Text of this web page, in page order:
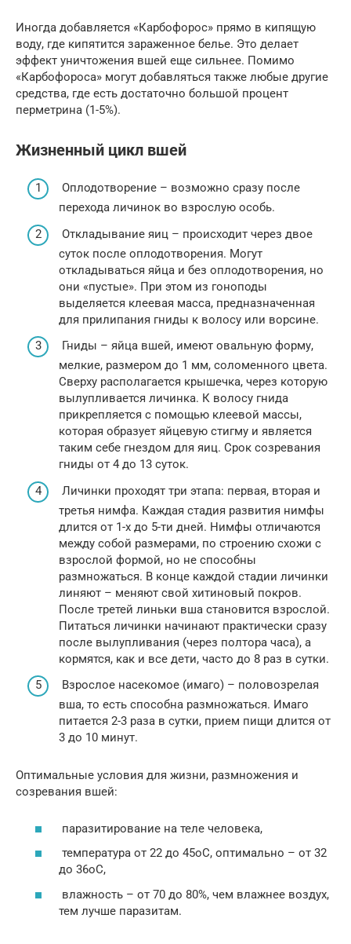
Иногда добавляется «Карбофорос» прямо в кипящую
воду, где кипятится зараженное белье. Это делает
эффект уничтожения вшей еще сильнее. Помимо
«Карбофороса» могут добавляться также любые другие
средства, где есть достаточно большой процент
перметрина (1-5%).
Жизненный цикл вшей
Оплодотворение – возможно сразу после
перехода личинок во взрослую особь.
Откладывание яиц – происходит через двое
суток после оплодотворения. Могут
откладываться яйца и без оплодотворения, но
они «пустые». При этом из гоноподы
выделяется клеевая масса, предназначенная
для прилипания гниды к волосу или ворсине.
Гниды – яйца вшей, имеют овальную форму,
мелкие, размером до 1 мм, соломенного цвета.
Сверху располагается крышечка, через которую
вылупливается личинка. К волосу гнида
прикрепляется с помощью клеевой массы,
которая образует яйцевую стигму и является
таким себе гнездом для яиц. Срок созревания
гниды от 4 до 13 суток.
Личинки проходят три этапа: первая, вторая и
третья нимфа. Каждая стадия развития нимфы
длится от 1-х до 5-ти дней. Нимфы отличаются
между собой размерами, по строению схожи с
взрослой формой, но не способны
размножаться. В конце каждой стадии личинки
линяют – меняют свой хитиновый покров.
После третей линьки вша становится взрослой.
Питаться личинки начинают практически сразу
после вылупливания (через полтора часа), а
кормятся, как и все дети, часто до 8 раз в сутки.
Взрослое насекомое (имаго) – половозрелая
вша, то есть способна размножаться. Имаго
питается 2-3 раза в сутки, прием пищи длится от
3 до 10 минут.
Оптимальные условия для жизни, размножения и
созревания вшей:
паразитирование на теле человека,
температура от 22 до 45оС, оптимально – от 32
до 36оС,
влажность – от 70 до 80%, чем влажнее воздух,
тем лучше паразитам.